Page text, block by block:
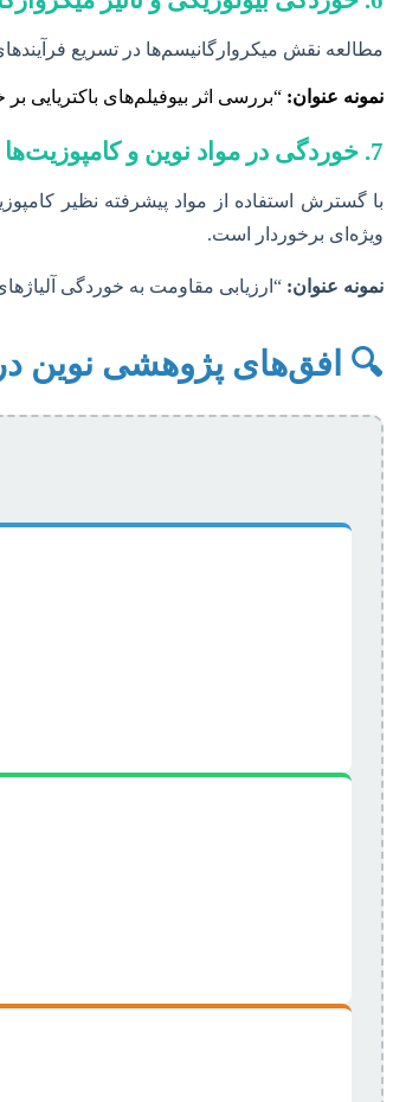
مطالعه نقش میکروارگانیسم‌ها در تسریع
نمونه عنوان: “بررسی اثر بیوفیلم‌های
7. خوردگی در مواد نوین و کامپوزیت‌ها
ویژه‌ای برخوردار است.
نمونه عنوان: “ارزیابی مقاومت به خوردگی
🔍 افق‌های پژوهشی نوین